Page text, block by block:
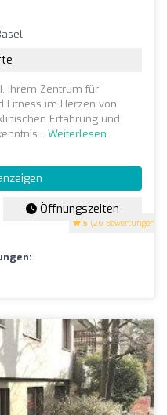
5 (26 Bewertungen)
Ihrem Zentrum für
Fitness im Herzen von
Erfahrung und
Weiterlesen
Öffnungszeiten